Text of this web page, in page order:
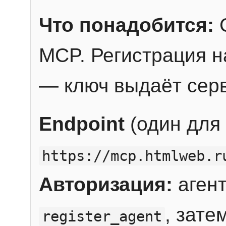
Что понадобится:
MCP. Регистрация
— ключ выдаёт
Endpoint (один для
https://
Авторизация:
register_agent ,